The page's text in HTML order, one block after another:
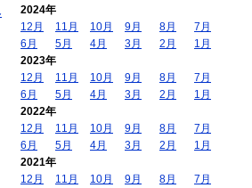
2024年
12月
11月 10月 9月 8月
7月
6月
5月 4月 3月 2月
1月
2023年
12月
11月 10月 9月 8月
7月
6月
5月 4月 3月 2月
1月
2022年
12月
11月 10月 9月 8月
7月
6月
5月 4月 3月 2月
1月
2021年
12月
11月 10月 9月 8月
7月